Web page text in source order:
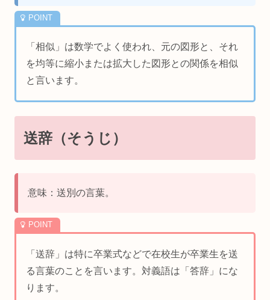
「相似」は数学でよく使われ、元の図形と、それ
を均等に縮小または拡大した図形との関係を相似
と言います。
送辞（そうじ）
意味：送別の言葉。
「送辞」は特に卒業式などで在校生が卒業生を送
る言葉のことを言います。対義語は「答辞」にな
ります。